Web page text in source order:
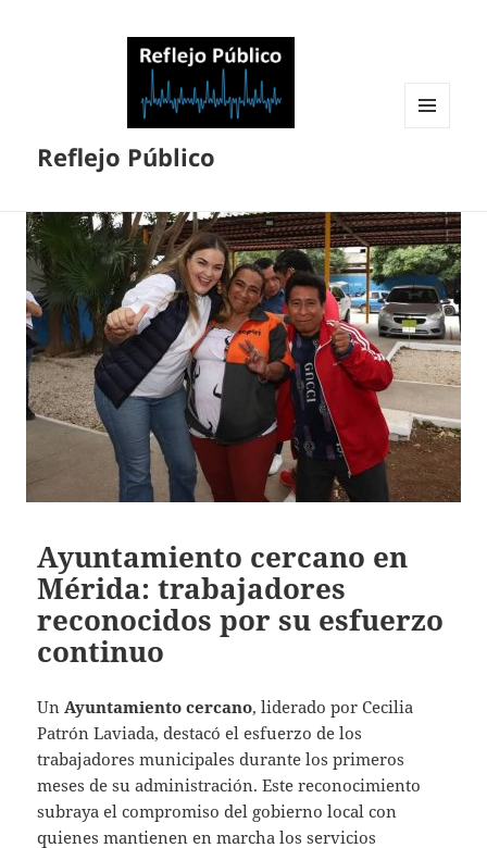
Reflejo Público
Ayuntamiento cercano en
Mérida: trabajadores
reconocidos por su esfuerzo
continuo
Un Ayuntamiento cercano, liderado por Cecilia
Patrón Laviada, destacó el esfuerzo de los
trabajadores municipales durante los primeros
meses de su administración. Este reconocimiento
subraya el compromiso del gobierno local con
quienes mantienen en marcha los servicios